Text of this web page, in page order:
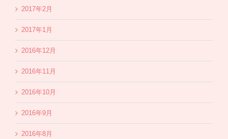
2017年2月
2017年1月
2016年12月
2016年11月
2016年10月
2016年9月
2016年8月